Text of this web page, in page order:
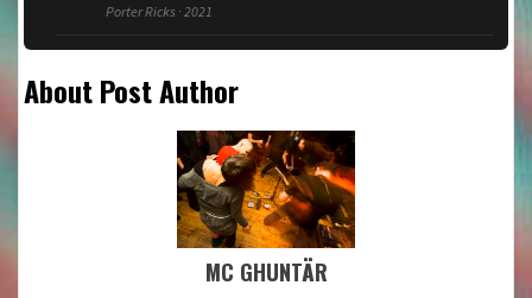
Porter Ricks · 2021
About Post Author
MC GHUNTÄR